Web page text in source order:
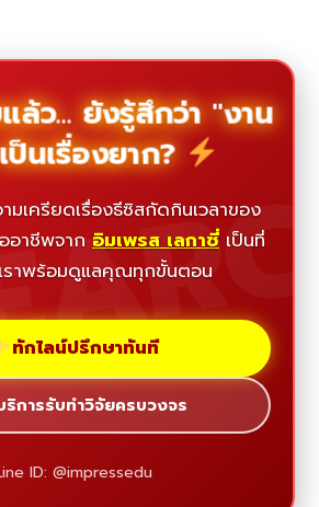
ล้ว... ยังรู้สึกว่า "งาน
ป็นเรื่องยาก?
มเครียดเรื่องธีซิสกัดกินเวลาของ
อาชีพจาก อิมเพรส เลกาซี่ เป็นที่
ราพร้อมดูแลคุณทุกขั้นตอน
ทักไลน์ปรึกษาทันที
ริการรับทำวิจัยครบวงจร
ID: @impressedu